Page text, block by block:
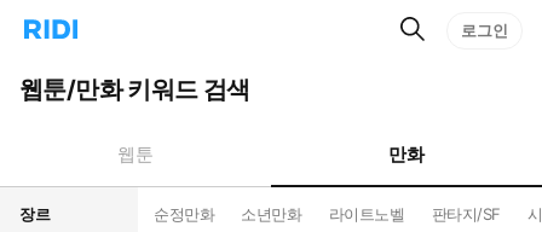
리
홈
으
턴
트
검
로그인
웹툰/만화 키워드 검색
웹툰 만화
장르 순정만화 소년만화 라이트노벨 판타지/SF